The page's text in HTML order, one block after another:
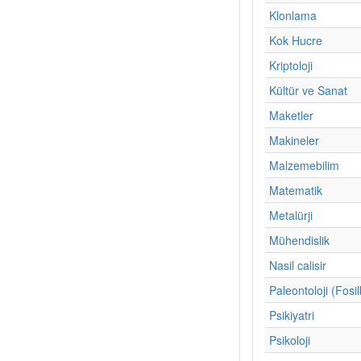
Klonlama
Kok Hucre
Kriptoloji
Kültür ve Sanat
Maketler
Makineler
Malzemebilim
Matematik
Metalürji
Mühendislik
Nasil calisir
Paleontoloji
Psikiyatri
Psikoloji